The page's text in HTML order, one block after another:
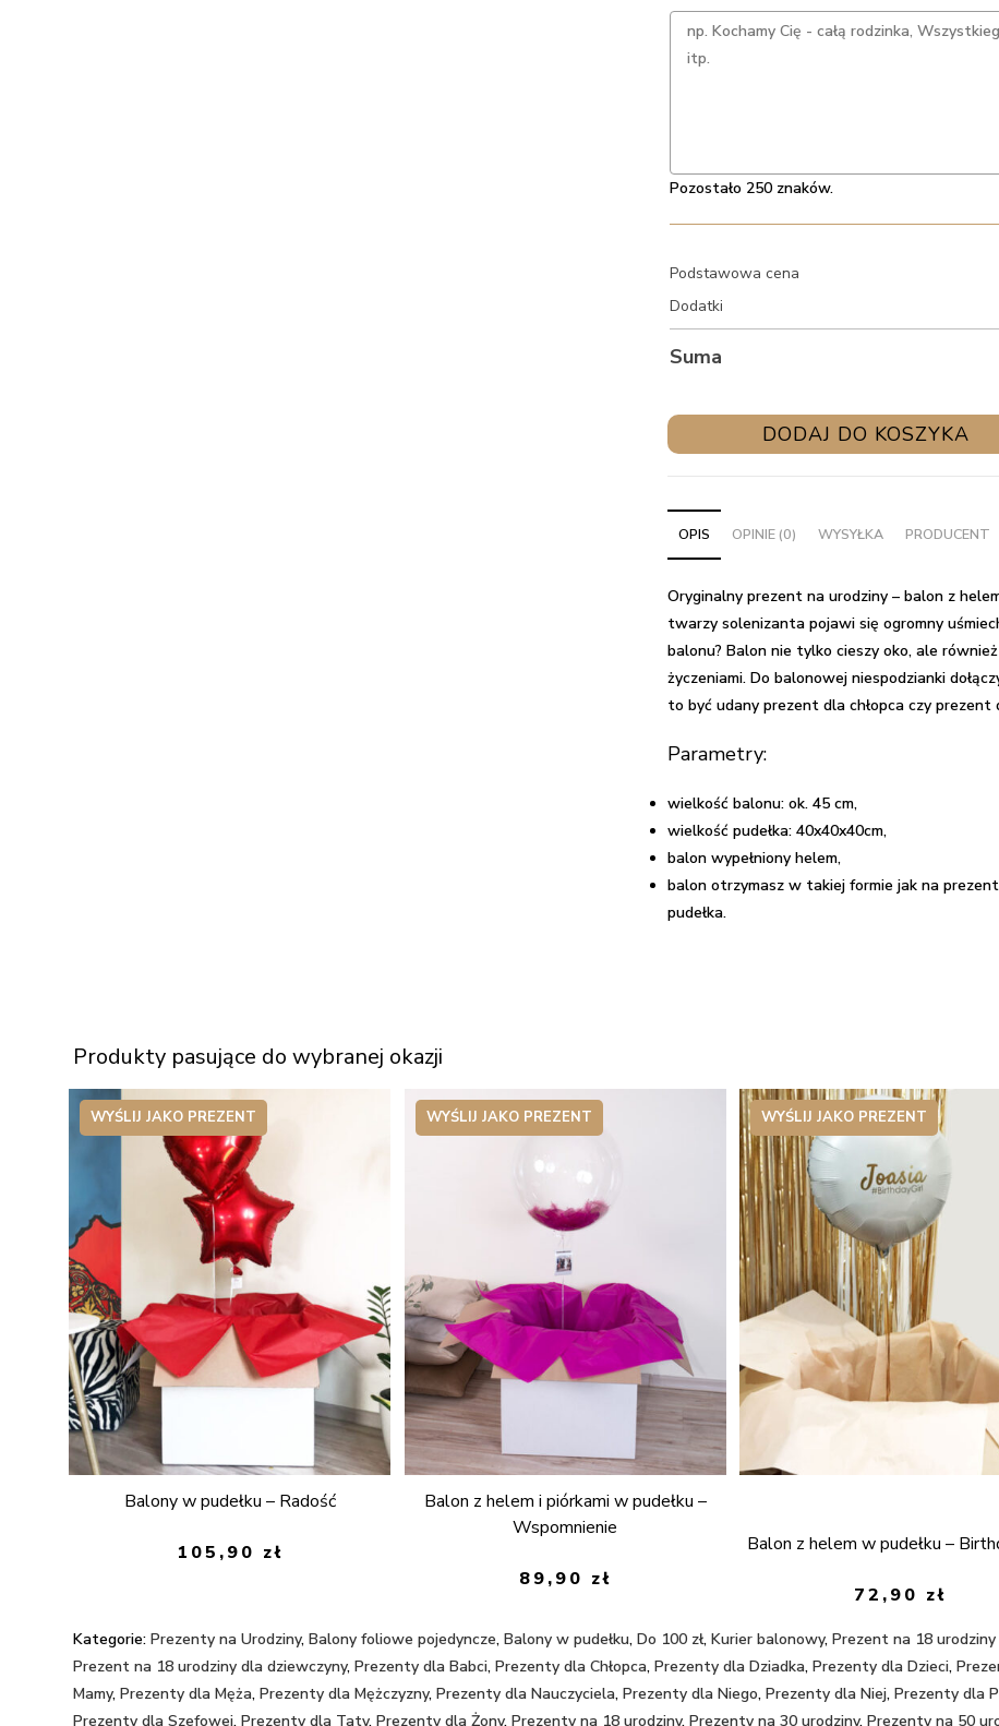
Pozostało 250 znaków.
Podstawowa cena
Dodatki
Suma
ilość
Oryginalny
na
urodziny
-
balon
z
helem
w
pudełku
DODAJ DO KOSZYKA
OPIS OPINIE (0) WYSYŁKA PRODUCENT
Oryginalny prezent na urodziny– balon z
twarzy solenizanta pojawi się ogromny
balonu? Balon nie tylko cieszy oko, ale
życzeniami. Do balonowej niespodzianki
to być udanyprezent dla chłopcaczy prezent
Parametry:
wielkość balonu: ok. 45 cm,
wielkość pudełka: 40x40x40cm,
balon wypełniony helem,
balon otrzymasz w takiej formie jak na
pudełka.
Produkty pasujące do wybranej okazji
WYŚLIJ JAKO PREZENT
Balony w pudełku – Radość
105,90 zł
WYŚLIJ JAKO PREZENT
Balon z helem i piórkami w pudełku –
Wspomnienie
89,90 zł
WYŚLIJ JAKO PREZENT
Balon z helem w pudełku –
72,90 zł
Kategorie: Prezenty na Urodziny,Balony foliowe pojedyncze,Balony w pudełku,Do 100 zł,Kurier balonowy,Prezent na 18
Prezent na 18 urodziny dla dziewczyny,Prezenty dla Babci,Prezenty dla Chłopca,Prezenty dla Dziadka,Prezenty dla Dzieci,
Mamy,Prezenty dla Męża,Prezenty dla Mężczyzny,Prezenty dla Nauczyciela,Prezenty dla Niego,Prezenty dla Niej,Prezenty dla
Prezenty dla Szefowej,Prezenty dla Taty,Prezenty dla Żony,Prezenty na 18 urodziny,Prezenty na 30 urodziny,Prezenty na 50